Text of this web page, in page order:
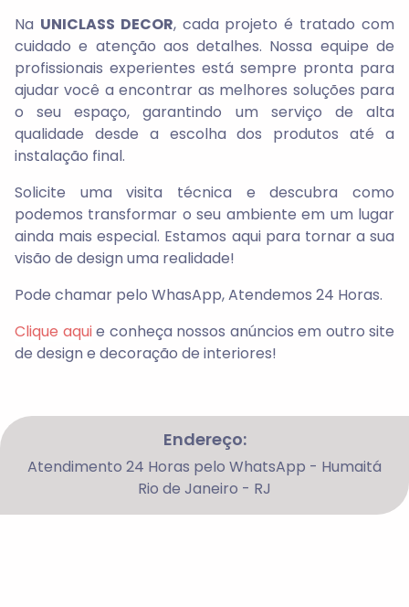
Na UNICLASS DECOR, cada projeto é tratado com
cuidado e atenção aos detalhes. Nossa equipe de
profissionais experientes está sempre pronta para
ajudar você a encontrar as melhores soluções para
o seu espaço, garantindo um serviço de alta
qualidade desde a escolha dos produtos até a
instalação final.
Solicite uma visita técnica e descubra como
podemos transformar o seu ambiente em um lugar
ainda mais especial. Estamos aqui para tornar a sua
visão de design uma realidade!
Pode chamar pelo WhasApp, Atendemos 24 Horas.
Clique aquie conheça nossos anúncios em outro site
de design e decoração de interiores!
Endereço:
Atendimento 24 Horas pelo WhatsApp - Humaitá
Rio de Janeiro - RJ